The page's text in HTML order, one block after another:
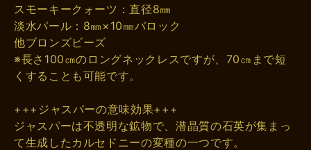
スモーキークォーツ：直径8㎜
淡水パール：8㎜×10㎜バロック
他ブロンズビーズ
※長さ100㎝のロングネックレスですが、70㎝まで短
くすることも可能です。
+++ジャスパーの意味効果+++
ジャスパーは不透明な鉱物で、潜晶質の石英が集まっ
て生成したカルセドニーの変種の一つです。